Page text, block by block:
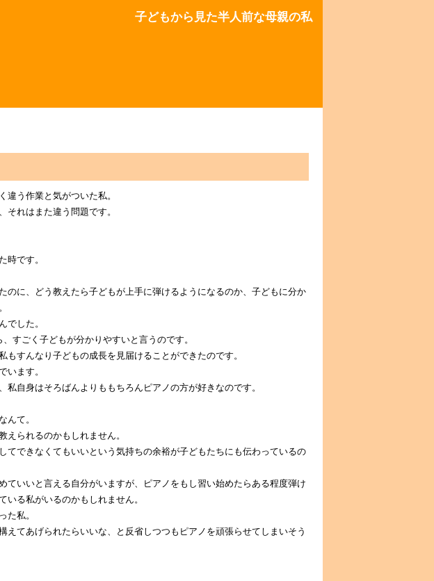
子どもから見た半人前な母親の私
違う作業と気がついた私。
それはまた違う問題です。
時です。
のに、どう教えたら子どもが上手に弾けるようになるのか、子どもに分か
でした。
すごく子どもが分かりやすいと言うのです。
すんなり子どもの成長を見届けることができたのです。
います。
自身はそろばんよりももちろんピアノの方が好きなのです。
んて。
えられるのかもしれません。
てできなくてもいいという気持ちの余裕が子どもたちにも伝わっているの
ていいと言える自分がいますが、ピアノをもし習い始めたらある程度弾け
る私がいるのかもしれません。
た私。
えてあげられたらいいな、と反省しつつもピアノを頑張らせてしまいそう